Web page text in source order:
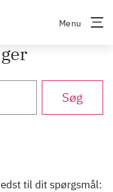
Søg
Menu
til dit spørgsmål: